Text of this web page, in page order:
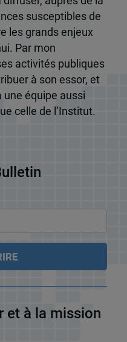
susceptibles de
les grands enjeux
Par mon
activités publiques
à son essor, et
une équipe aussi
celle de l’Institut.
et à la mission